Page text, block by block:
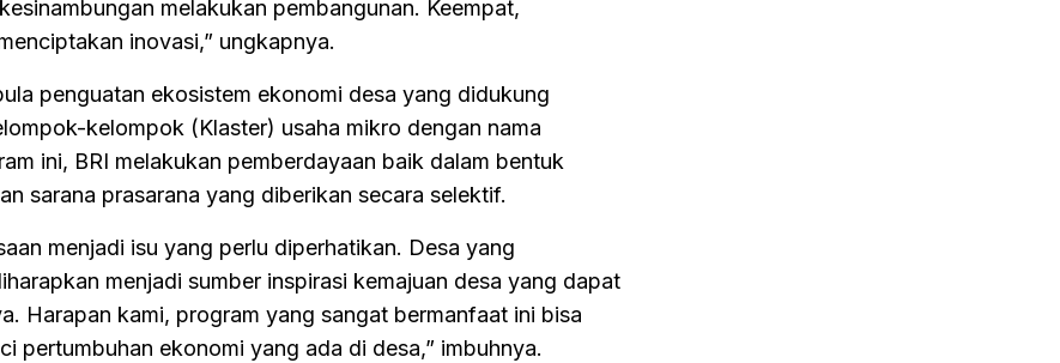
melakukan pembangunan. Keempat,
inovasi,” ungkapnya.
penguatan ekosistem ekonomi desa yang didukung
kelompok (Klaster) usaha mikro dengan nama
ini, BRI melakukan pemberdayaan baik dalam bentuk
sarana prasarana yang diberikan secara selektif.
menjadi isu yang perlu diperhatikan. Desa yang
menjadi sumber inspirasi kemajuan desa yang dapat
Harapan kami, program yang sangat bermanfaat ini bisa
pertumbuhan ekonomi yang ada di desa,” imbuhnya.